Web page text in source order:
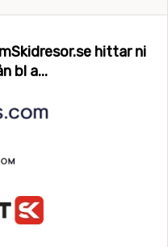
hittar ni
bl a...